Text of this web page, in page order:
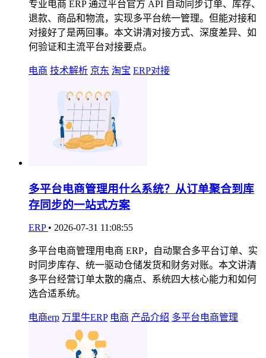
专业电商 ERP 通过平台官方 API 自动同步订单、库存、
退款、商品和物流，实现多平台统一管理。但能对接和
对接好了是两回事。本文讲清对接方式、深度差异、如
何验证和主流平台对接要点。
电商 技术解析 京东 淘宝 ERP对接
多平台电商管理用什么系统？从订单聚合到库
存同步的一站式方案
ERP • 2026-07-31 11:08:55
多平台电商管理用电商 ERP，自动聚合多平台订单、实
时同步库存、统一驱动仓储发货和财务对账。本文讲清
多平台经营订单太散的痛点、系统四大核心能力和如何
选合适系统。
电商erp 万里牛ERP 电商 产品介绍 多平台电商管理